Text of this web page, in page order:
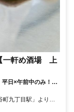
一軒め酒場 上
日×午前中のみ！】
髪色自由＆ネイル・